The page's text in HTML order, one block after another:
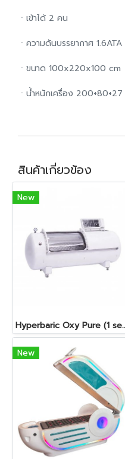
ㆍเข้าได้ 2 คน
ㆍความดันบรรยากาศ
ㆍขนาด 100x220x100 cm
ㆍน้ำหนักเครื่อง
สินค้าเกี่ยวข้อง
New
New